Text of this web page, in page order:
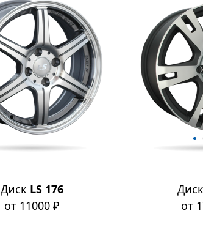
Диск LS 176
от 11000 ₽
Диск
от